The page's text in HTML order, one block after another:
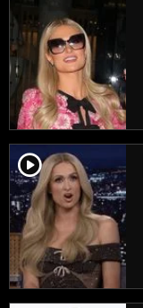
player2